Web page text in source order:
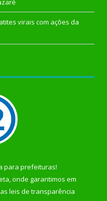
virais com ações da
para prefeituras!
onde garantimos em
leis de transparência